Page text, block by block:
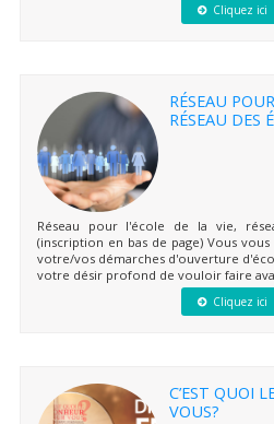
Cliquez ici
RÉSEAU
RÉSEAU DES
Réseau pour l'école de la vie,
(inscription en bas de page) Vous
votre/vos démarches d'ouverture
votre désir profond de vouloir faire
Cliquez ici
C’EST QUOI
VOUS?